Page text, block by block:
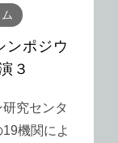
ンポジウ
３
究センタ
機関によ